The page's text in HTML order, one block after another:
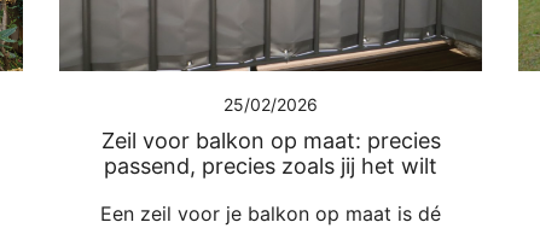
25/02/2026
Zeil voor balkon op maat: precies
passend, precies zoals jij het wilt
Een zeil voor je balkon op maat is dé